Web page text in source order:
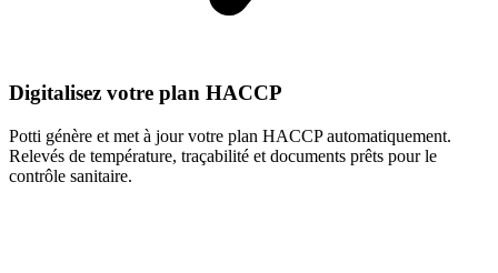
Digitalisez votre plan HACCP
Potti génère et met à jour votre plan HACCP automatiquement.
Relevés de température, traçabilité et documents prêts pour le
contrôle sanitaire.